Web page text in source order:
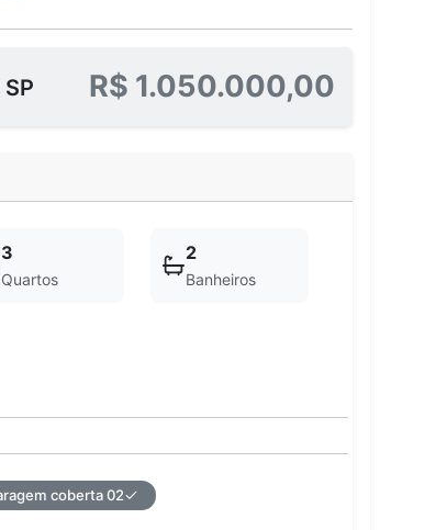
R$ 1.050.000,00
3
Quartos
2
Banheiros
coberta 02